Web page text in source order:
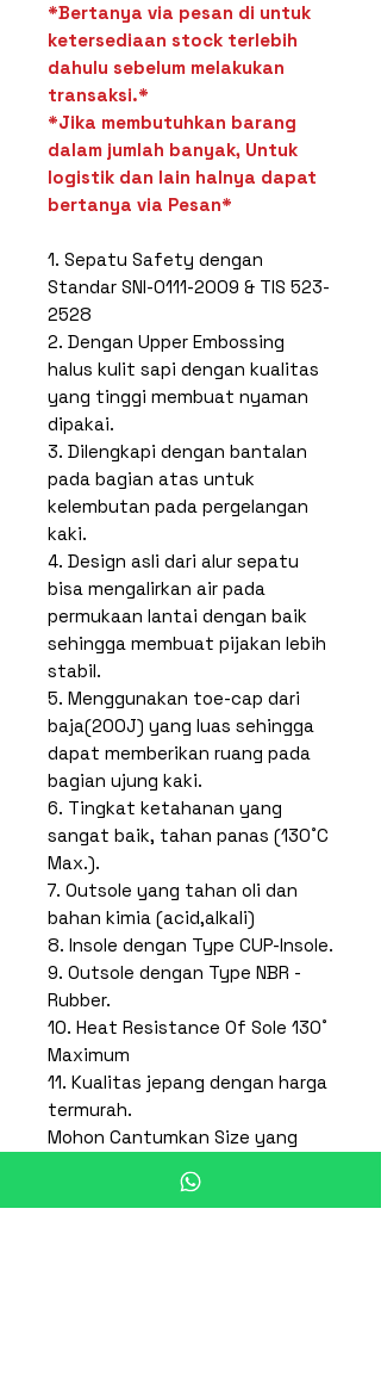
*Bertanya via pesan di untuk
ketersediaan stock terlebih
dahulu sebelum melakukan
transaksi.*
*Jika membutuhkan barang
dalam jumlah banyak, Untuk
logistik dan lain halnya dapat
bertanya via Pesan*
1. Sepatu Safety dengan
Standar SNI-0111-2009 & TIS 523-
2528
2. Dengan Upper Embossing
halus kulit sapi dengan kualitas
yang tinggi membuat nyaman
dipakai.
3. Dilengkapi dengan bantalan
pada bagian atas untuk
kelembutan pada pergelangan
kaki.
4. Design asli dari alur sepatu
bisa mengalirkan air pada
permukaan lantai dengan baik
sehingga membuat pijakan lebih
stabil.
5. Menggunakan toe-cap dari
baja(200J) yang luas sehingga
dapat memberikan ruang pada
bagian ujung kaki.
6. Tingkat ketahanan yang
sangat baik, tahan panas (130˚C
Max.).
7. Outsole yang tahan oli dan
bahan kimia (acid,alkali)
8. Insole dengan Type CUP-Insole.
9. Outsole dengan Type NBR -
Rubber.
10. Heat Resistance Of Sole 130˚
Maximum
11. Kualitas jepang dengan harga
termurah.
Mohon Cantumkan Size yang
22cm, 23cm, 24cm, 25cm, 26cm,